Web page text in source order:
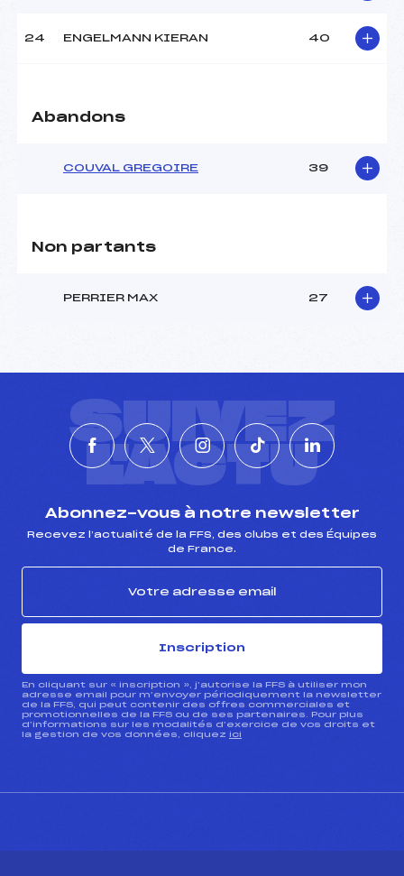
24 ENGELMANN KIERAN 40
Abandons
COUVAL GREGOIRE 39
Non partants
PERRIER MAX 27
SUIVEZ
L'ACTU
Abonnez-vous à notre newsletter
Recevez l’actualité de la FFS, des clubs et des Équipes
de France.
Inscription
En cliquant sur « inscription », j’autorise la FFS à utiliser mon
adresse email pour m’envoyer périodiquement la newsletter
de la FFS, qui peut contenir des offres commerciales et
promotionnelles de la FFS ou de ses partenaires. Pour plus
d’informations sur les modalités d’exercice de vos droits et
la gestion de vos données, cliquez ici